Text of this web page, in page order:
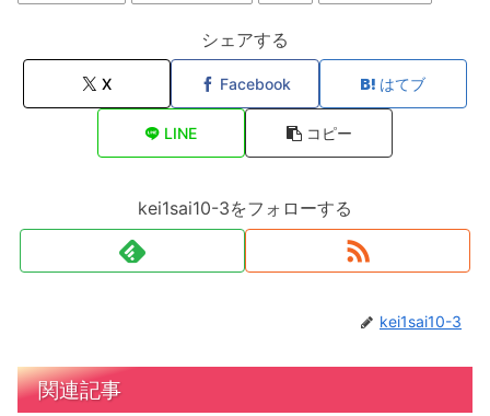
シェアする
X Facebook はてブ
LINE コピー
kei1sai10-3をフォローする
kei1sai10-3
関連記事